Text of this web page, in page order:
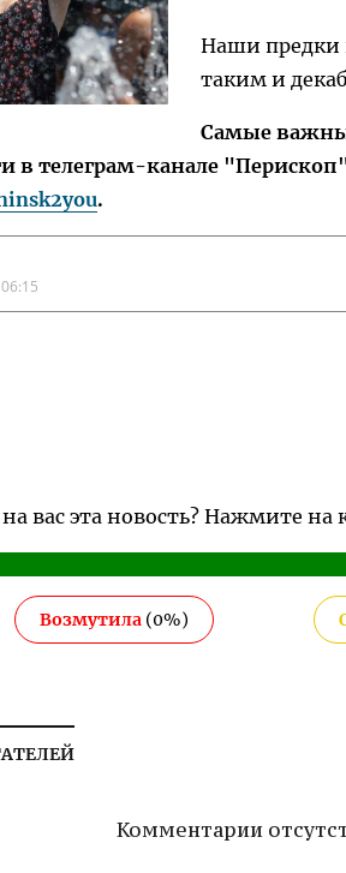
Наши предки
таким и
Самые
в телеграм-канале
.
вас эта новость? Нажмите
Возмутила (0%)
Комментарии